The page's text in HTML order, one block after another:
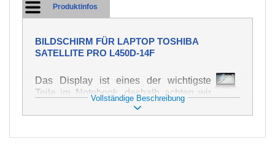
Produktinfos
BILDSCHIRM FÜR LAPTOP TOSHIBA
SATELLITE PRO L450D-14F
Das Display ist eines der wichtigste
Teile im Notebook, deshalb achten wir
auf höchste Qualität dieses Ersatzteils.
Er dient zur Darstellung von Texten und
Vollständige Beschreibung